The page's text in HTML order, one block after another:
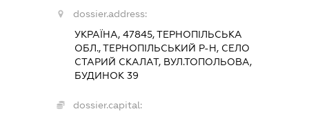
dossier.address:
УКРАЇНА, 47845, ТЕРНОПІЛЬСЬКА
ОБЛ., ТЕРНОПІЛЬСЬКИЙ Р-Н, СЕЛО
СТАРИЙ СКАЛАТ, ВУЛ.ТОПОЛЬОВА,
БУДИНОК 39
dossier.capital: